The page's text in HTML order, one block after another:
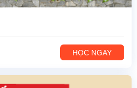
HỌC NGAY